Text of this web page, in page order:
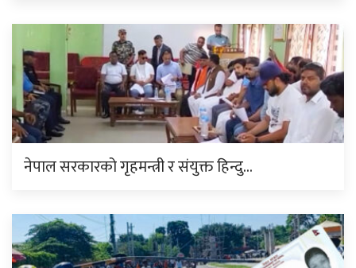
नेपाल सरकारको गृहमन्त्री र संयुक्त हिन्दु…